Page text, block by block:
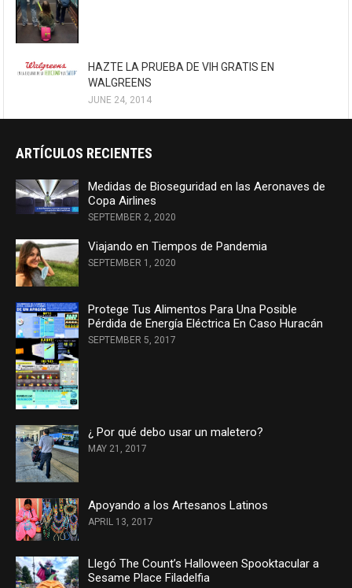
HAZTE LA PRUEBA DE VIH GRATIS EN
WALGREENS
JUNE 24, 2014
ARTÍCULOS RECIENTES
Medidas de Bioseguridad en las Aeronaves de
Copa Airlines
SEPTEMBER 2, 2020
Viajando en Tiempos de Pandemia
SEPTEMBER 1, 2020
Protege Tus Alimentos Para Una Posible
Pérdida de Energía Eléctrica En Caso Huracán
SEPTEMBER 5, 2017
¿ Por qué debo usar un maletero?
MAY 21, 2017
Apoyando a los Artesanos Latinos
APRIL 13, 2017
Llegó The Count’s Halloween Spooktacular a
Sesame Place Filadelfia